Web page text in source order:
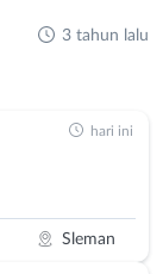
3 tahun lalu
Sleman
hari ini